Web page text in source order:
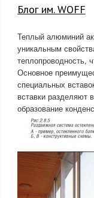
Блог им. WOFF
Теплый алюминий
уникальным
теплопроводность,
Основное
специальных
вставки
образование